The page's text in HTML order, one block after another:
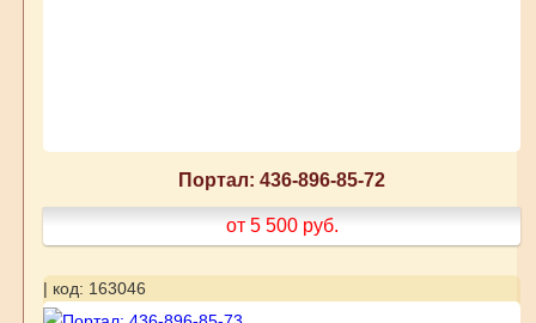
Портал: 436-896-85-72
от 5 500 руб.
| код: 163046